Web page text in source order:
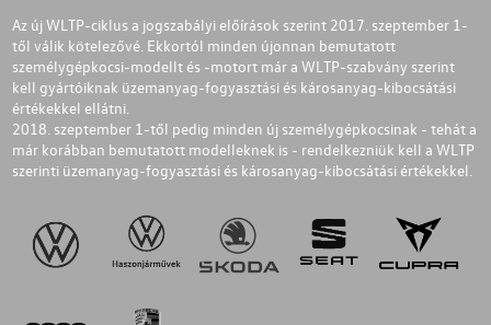
Az új WLTP-ciklus a jogszabályi előírások szerint 2017. szeptember 1-
től válik kötelezővé. Ekkortól minden újonnan bemutatott
személygépkocsi-modellt és -motort már a WLTP-szabvány szerint
kell gyártóiknak üzemanyag-fogyasztási és károsanyag-kibocsátási
értékekkel ellátni.
2018. szeptember 1-től pedig minden új személygépkocsinak - tehát a
már korábban bemutatott modelleknek is - rendelkezniük kell a WLTP
szerinti üzemanyag-fogyasztási és károsanyag-kibocsátási értékekkel.